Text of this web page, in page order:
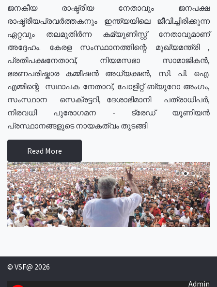
ജനകീയ രാഷ്ട്രീയ നേതാവും ജനപക്ഷ
രാഷ്ട്രീയപ്രവർത്തകനും ഇന്ത്യയിലെ ജീവിച്ചിരിക്കുന്ന
ഏറ്റവും തലമുതിർന്ന കമ്യൂണിസ്റ്റ് നേതാവുമാണ്
അദ്ദേഹം. കേരള സംസ്ഥാനത്തിന്റെ മുഖ്യമന്ത്രി ,
പ്രതിപക്ഷനേതാവ്, നിയമസഭാ സാമാജികൻ,
ഭരണപരിഷ്കാര കമ്മീഷൻ അധ്യക്ഷൻ, സി. പി. ഐ.
എമ്മിന്റെ സഥാപക നേതാവ്, പോളിറ്റ് ബ്യുറോ അംഗം,
സംസ്ഥാന സെക്രട്ടറി, ദേശാഭിമാനി പത്രാധിപർ,
നിരവധി പുരോഗമന - ട്രേഡ് യൂണിയൻ
പ്രസ്ഥാനങ്ങളുടെ നായകത്വം തുടങ്ങി
Read More
© VSF@ 2026
Admin